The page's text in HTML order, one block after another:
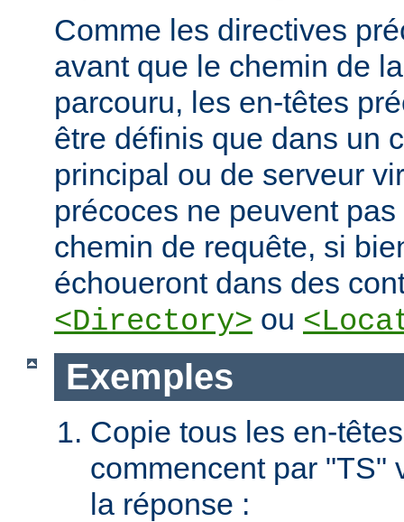
Comme les directives
avant que le chemin de
parcouru, les en-têtes
être définis que dans un
principal ou de serveur
précoces ne peuvent
chemin de requête, si
échoueront dans des
<Directory> ou
Exemples
Copie tous les en-
commencent par "TS"
la réponse :